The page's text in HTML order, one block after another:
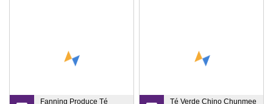
Fanning Produce Té
Té Verde Chino Chunmee